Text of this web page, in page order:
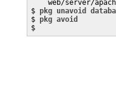
web/server/
$ pkg unavoid
$ pkg avoid
$